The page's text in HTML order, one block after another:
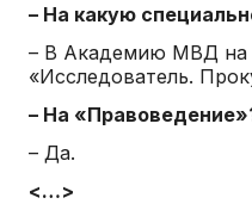
– На какую
– В Академию МВД на
«Исследователь.
– На
– Да.
<…>